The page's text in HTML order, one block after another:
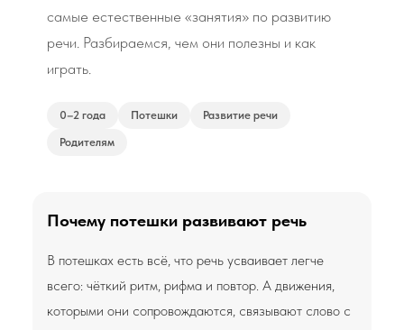
самые естественные «занятия» по развитию
речи. Разбираемся, чем они полезны и как
играть.
0–2 года Потешки
Развитие речи
Родителям
Почему потешки развивают речь
В потешках есть всё, что речь усваивает легче
всего: чёткий ритм, рифма и повтор. А движения,
которыми они сопровождаются, связывают слово с